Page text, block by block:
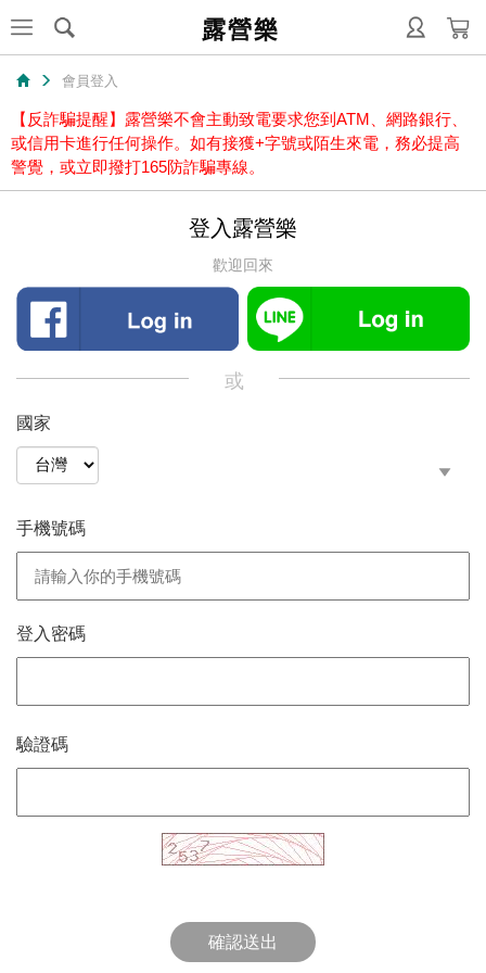
露營樂
會員登入
【反詐騙提醒】露營樂不會主動致電要求您到ATM、網路銀行、
或信用卡進行任何操作。如有接獲+字號或陌生來電，務必提高
警覺，或立即撥打165防詐騙專線。
登入露營樂
歡迎回來
或
國家
手機號碼
登入密碼
驗證碼
確認送出